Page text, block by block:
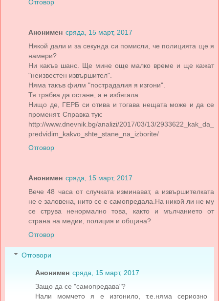
Отговор
Анонимен сряда, 15 март, 2017
Някой дали и за секунда си помисли, че полицията ще я
намери?
Ни какъв шанс. Ще мине още малко време и ще кажат
"неизвестен извършител".
Няма такъв филм "пострадалия я изгони".
Тя трябва да остане, а е избягала.
Нищо де, ГЕРБ си отива и тогава нещата може и да се
променят. Справка тук:
http://www.dnevnik.bg/analizi/2017/03/13/2933622_kak_da_
predvidim_kakvo_shte_stane_na_izborite/
Отговор
Анонимен сряда, 15 март, 2017
Вече 48 часа от случката изминават, а извършителката
не е заловена, нито се е самопредала.На никой ли не му
се струва ненормално това, както и мълчанието от
страна на медии, полиция и община?
Отговор
Отговори
Анонимен сряда, 15 март, 2017
Защо да се "самопредава"?
Нали момчето я е изгонило, т.е.няма сериозно